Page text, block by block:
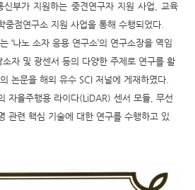
신부가 지원하는 중견연구자 지원 사업 ,교육
중점연구소 지원 사업을 통해 수행되었다.
‘나노 소자 응용 연구소’의 연구소장을 역임
소자 및 광센서 등의 다양한 주제로 연구를 활
논문을 해외 유수SCI 저널에 게재하였다.
자율주행용 라이다(LiDAR) 센서 모듈, 무선
관련 핵심 기술에 대한 연구를 수행하고 있